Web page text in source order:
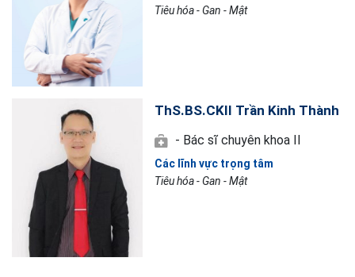
Tiêu hóa - Gan - Mật
ThS.BS.CKII Trần Kinh Thành
- Bác sĩ chuyên khoa II
Các lĩnh vực trọng tâm
Tiêu hóa - Gan - Mật